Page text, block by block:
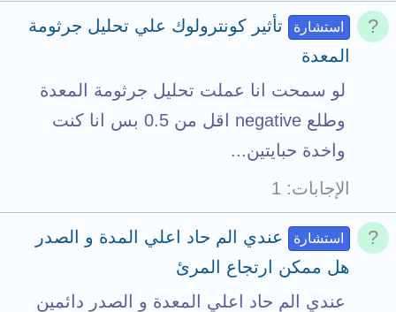
استشارة
تأثير كونترولوك علي تحليل جرثومة
المعدة
لو سمحت انا عملت تحليل جرثومة المعدة
وطلع negative اقل من 0.5 بس انا كنت
واخدة حبايتين...
الإجابات
1
استشارة
عندي الم حاد اعلي المدة و الصدر
هل ممكن ارتجاع المرئ
عندي الم حاد اعلي المعدة و الصدر دائمين